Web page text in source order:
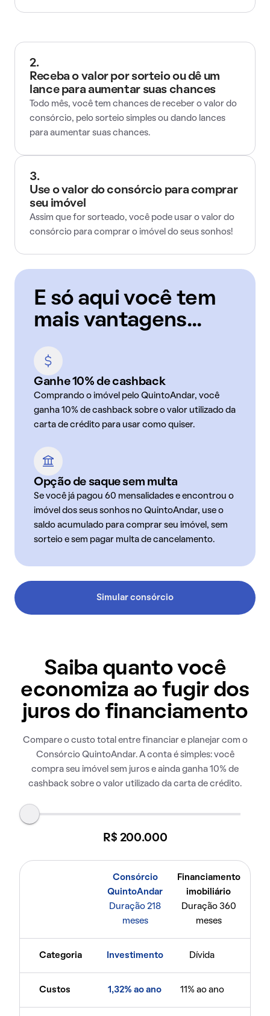
2.
Receba o valor por sorteio ou dê um
lance para aumentar suas chances
Todo mês, você tem chances de receber o valor do
consórcio, pelo sorteio simples ou dando lances
para aumentar suas chances.
3.
Use o valor do consórcio para comprar
seu imóvel
Assim que for sorteado, você pode usar o valor do
consórcio para comprar o imóvel do seus sonhos!
E só aqui você tem
mais vantagens...
Ganhe 10% de cashback
Comprando o imóvel pelo QuintoAndar, você
ganha 10% de cashback sobre o valor utilizado da
carta de crédito para usar como quiser.
Opção de saque sem multa
Se você já pagou 60 mensalidades e encontrou o
imóvel dos seus sonhos no QuintoAndar, use o
saldo acumulado para comprar seu imóvel, sem
sorteio e sem pagar multa de cancelamento.
Simular consórcio
Saiba quanto você
economiza ao fugir dos
juros do financiamento
Compare o custo total entre financiar e planejar com o
Consórcio QuintoAndar. A conta é simples: você
compra seu imóvel sem juros e ainda ganha 10% de
cashback sobre o valor utilizado da carta de crédito.
R$ 200.000
Consórcio
QuintoAndar
Duração 218
meses
Financiamento
imobiliário
Duração 360
meses
Categoria Investimento Dívida
Custos 1,32% ao ano 11% ao ano